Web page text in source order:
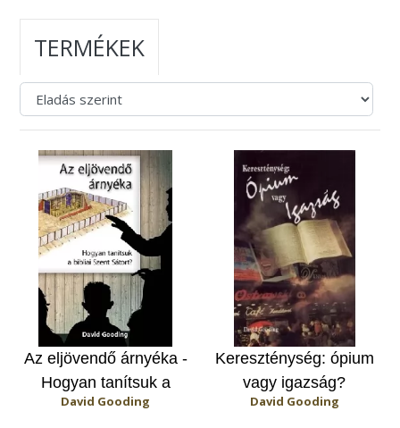
TERMÉKEK
Az eljövendő árnyéka -
Hogyan tanítsuk a
bibliai Szent Sátort?
David Gooding
Kereszténység: ópium
vagy igazság?
David Gooding